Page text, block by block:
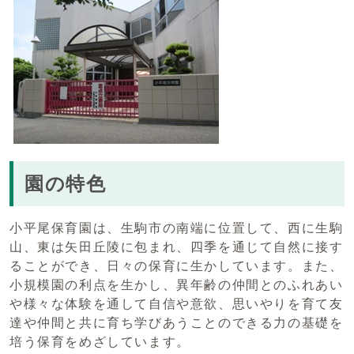
園の特色
小平尾保育園は、生駒市の南端に位置して、西に生駒
山、東は矢田丘陵に包まれ、四季を通じて自然に接す
ることができ、日々の保育に生かしています。また、
小規模園の利点を生かし、異年齢の仲間とのふれあい
や様々な体験を通して自信や意欲、思いやりを育て友
達や仲間と共に育ち学びあうことのできる力の基礎を
培う保育をめざしています。